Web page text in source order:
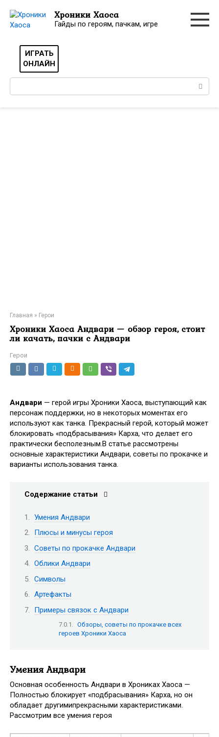
контенту
Хроники Хаоса
Гайды по героям, пачкам, игре
ИГРАТЬ
ОНЛАЙН
Главная » Герои
Хроники Хаоса Андвари — обзор героя, стоит
ли качать, пачки с Андвари
Герои
Андвари — герой игры Хроники Хаоса, выступающий как
персонаж поддержки, но в некоторых моментах его
используют как танка. Прекрасный герой, который может
блокировать «подбрасывания» Карха, что делает его
практически бесполезным.В статье рассмотрены
основные характеристики Андвари, советы по прокачке и
варианты использования танка.
Содержание статьи
Умения Андвари
Плюсы и минусы героя
Советы по прокачке Андвари
Облики Андвари
Символы
Артефакты
Примеры связок с Андвари
Обзоры, советы по прокачке всех
героев Хроники Хаоса
Умения Андвари
Основная особенность Андвари в Хрониках Хаоса —
Полностью блокирует «подбрасывания» Карха, но он
обладает другимипрекрасными характеристиками.
Рассмотрим все умения героя